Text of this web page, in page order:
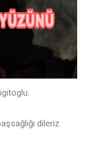
dileriz